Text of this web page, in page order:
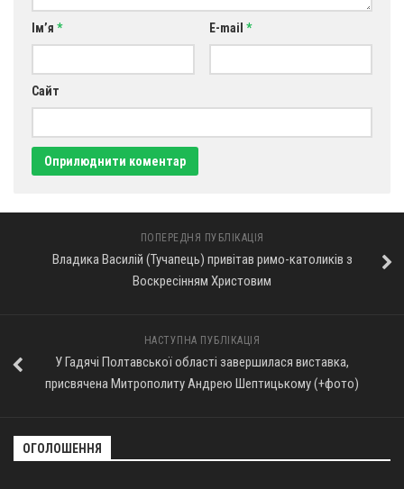
Оголошення
Ім’я * E-mail *
Сайт
ПОПЕРЕДНЯ ПУБЛІКАЦІЯ
Владика Василій (Тучапець) привітав римо-католиків з
Воскресінням Христовим
НАСТУПНА ПУБЛІКАЦІЯ
У Гадячі Полтавської області завершилася виставка,
присвячена Митрополиту Андрею Шептицькому (+фото)
ОГОЛОШЕННЯ